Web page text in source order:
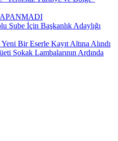
Şube İçin Başkanlık Adaylığı
Bir Eserle Kayıt Altına Alındı
Sokak Lambalarının Ardında